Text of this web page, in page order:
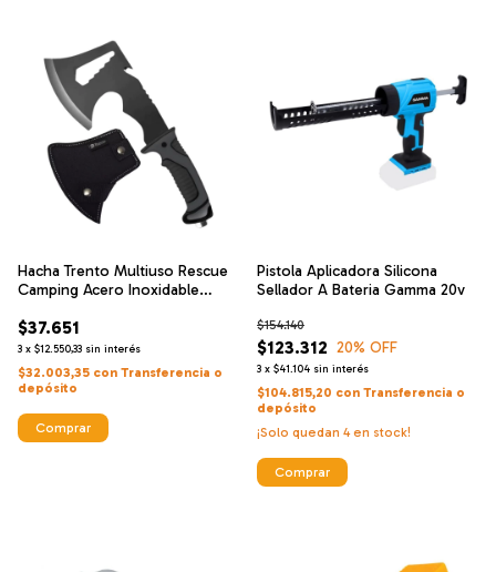
Hacha Trento Multiuso Rescue
Camping Acero Inoxidable
$37.651
3 x $12.550,33 sin interés
$32.003,35 con Transferencia o
depósito
Pistola Aplicadora Silicona
Sellador A Bateria Gamma 20v
$123.312
$154.140
20% OFF
3 x $41.104 sin interés
$104.815,20 con Transferencia o
depósito
¡Solo quedan 4en stock!